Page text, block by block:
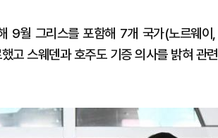
9월 그리스를 포함해 7개 국가(노르웨이
고 스웨덴과 호주도 기증 의사를 밝혀 관